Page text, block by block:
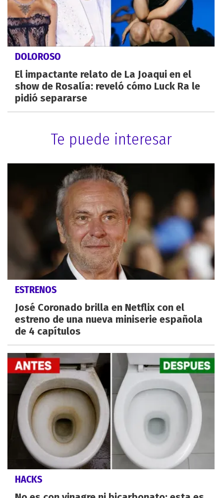
DOLOROSO
El impactante relato de La Joaqui en el
show de Rosalía: reveló cómo Luck Ra le
pidió separarse
Te puede interesar
ESTRENOS
José Coronado brilla en Netflix con el
estreno de una nueva miniserie española
de 4 capítulos
HACKS